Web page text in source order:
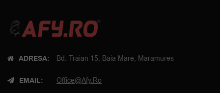
ADRESA: Bd. Traian 15, Baia Mare, Maramures
EMAIL: Office@afy.ro